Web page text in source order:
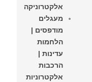
אלקטרוניקה
מעגלים
מודפסים |
הלחמות
עדינות |
הרכבות
אלקטרוניות